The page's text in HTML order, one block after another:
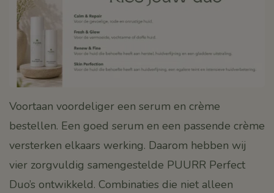
Voortaan voordeliger een serum en crème
bestellen. Een goed serum en een passende crème
versterken elkaars werking. Daarom hebben wij
vier zorgvuldig samengestelde PUURR Perfect
Duo’s ontwikkeld. Combinaties die niet alleen